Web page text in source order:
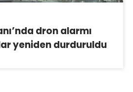
dron alarmı
yeniden durduruldu